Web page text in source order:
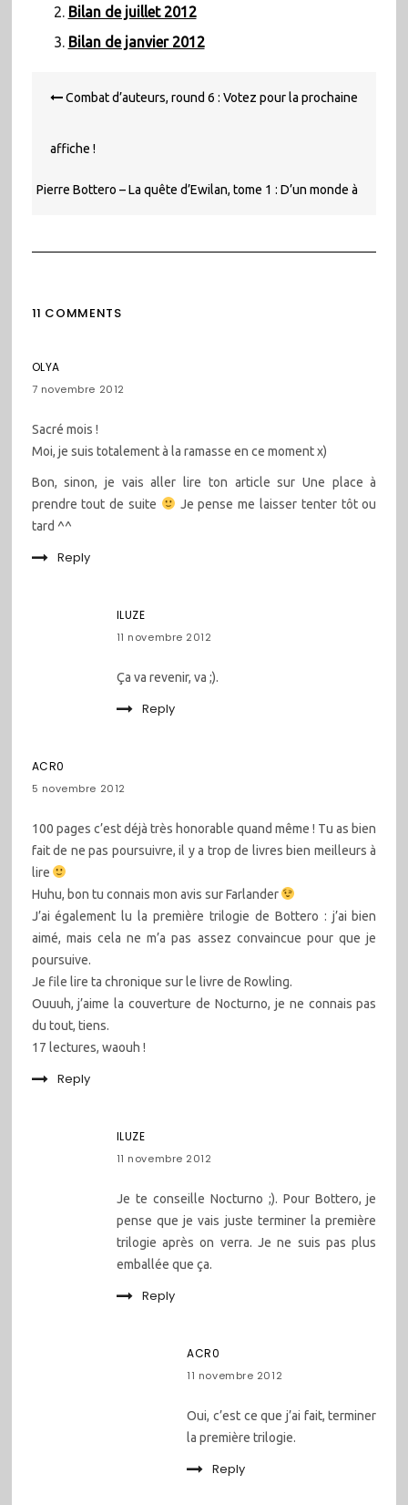
Bilan de juillet 2012
Bilan de janvier 2012
de Combat d’auteurs, round 6 : Votez pour la prochaine
affiche !
Pierre Bottero – La quête d’Ewilan, tome 1 : D’un monde à
11 COMMENTS
OLYA
7 novembre 2012
Sacré mois !
Moi, je suis totalement à la ramasse en ce moment x)
Bon, sinon, je vais aller lire ton article sur Une place à
prendre tout de suite
Je pense me laisser tenter tôt ou
tard ^^
Reply
ILUZE
11 novembre 2012
Ça va revenir, va ;).
Reply
ACR0
5 novembre 2012
100 pages c’est déjà très honorable quand même ! Tu as bien
fait de ne pas poursuivre, il y a trop de livres bien meilleurs à
lire
Huhu, bon tu connais mon avis sur Farlander
J’ai également lu la première trilogie de Bottero : j’ai bien
aimé, mais cela ne m’a pas assez convaincue pour que je
poursuive.
Je file lire ta chronique sur le livre de Rowling.
Ouuuh, j’aime la couverture de Nocturno, je ne connais pas
du tout, tiens.
17 lectures, waouh !
Reply
ILUZE
11 novembre 2012
Je te conseille Nocturno ;). Pour Bottero, je
pense que je vais juste terminer la première
trilogie après on verra. Je ne suis pas plus
emballée que ça.
Reply
ACR0
11 novembre 2012
Oui, c’est ce que j’ai fait, terminer
la première trilogie.
Reply